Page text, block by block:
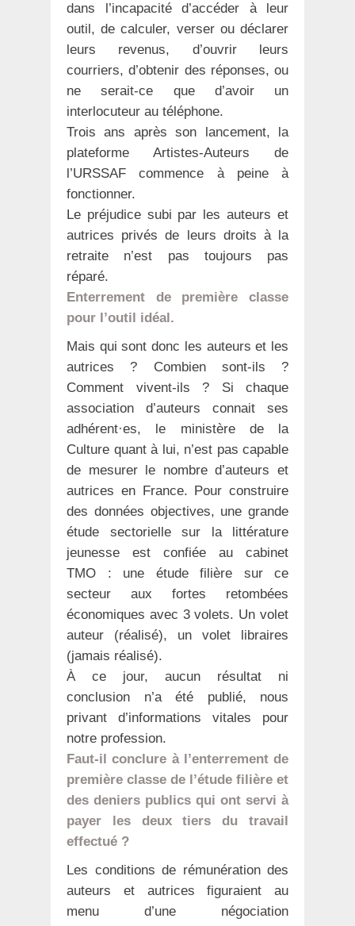
dans l’incapacité d’accéder à leur
outil, de calculer, verser ou déclarer
leurs revenus, d’ouvrir leurs
courriers, d’obtenir des réponses, ou
ne serait-ce que d’avoir un
interlocuteur au téléphone.
Trois ans après son lancement, la
plateforme Artistes-Auteurs de
l’URSSAF commence à peine à
fonctionner.
Le préjudice subi par les auteurs et
autrices privés de leurs droits à la
retraite n’est pas toujours pas
réparé.
Enterrement de première classe
pour l’outil idéal.
Mais qui sont donc les auteurs et les
autrices ? Combien sont-ils ?
Comment vivent-ils ? Si chaque
association d’auteurs connait ses
adhérent·es, le ministère de la
Culture quant à lui, n’est pas capable
de mesurer le nombre d’auteurs et
autrices en France. Pour construire
des données objectives, une grande
étude sectorielle sur la littérature
jeunesse est confiée au cabinet
TMO : une étude filière sur ce
secteur aux fortes retombées
économiques avec 3 volets. Un volet
auteur (réalisé), un volet libraires
(jamais réalisé).
À ce jour, aucun résultat ni
conclusion n’a été publié, nous
privant d’informations vitales pour
notre profession.
Faut-il conclure à l’enterrement de
première classe de l’étude filière et
des deniers publics qui ont servi à
payer les deux tiers du travail
effectué ?
Les conditions de rémunération des
auteurs et autrices figuraient au
menu d’une négociation